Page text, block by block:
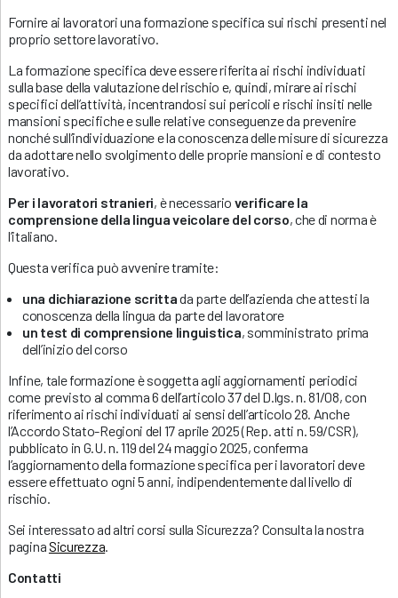
Fornire ai lavoratori una formazione specifica sui rischi presenti nel
proprio settore lavorativo.
La formazione specifica deve essere riferita ai rischi individuati
sulla base della valutazione del rischio e, quindi, mirare ai rischi
specifici dell’attività, incentrandosi sui pericoli e rischi insiti nelle
mansioni specifiche e sulle relative conseguenze da prevenire
nonché sull’individuazione e la conoscenza delle misure di sicurezza
da adottare nello svolgimento delle proprie mansioni e di contesto
lavorativo.
Per i lavoratori stranieri, è necessario verificare la
comprensione della lingua veicolare del corso, che di norma è
l’italiano.
Questa verifica può avvenire tramite:
una dichiarazione scrittada parte dell’azienda che attesti la
conoscenza della lingua da parte del lavoratore
un test di comprensione linguistica, somministrato prima
dell’inizio del corso
Infine, tale formazione è soggetta agli aggiornamenti periodici
come previsto al comma 6 dell’articolo 37 del D.lgs. n. 81/08, con
riferimento ai rischi individuati ai sensi dell’articolo 28. Anche
l’Accordo Stato-Regioni del 17 aprile 2025 (Rep. atti n. 59/CSR),
pubblicato in G.U. n. 119 del 24 maggio 2025, conferma
l’aggiornamento della formazione specifica per i lavoratori deve
essere effettuato ogni 5 anni, indipendentemente dal livello di
rischio.
Sei interessato ad altri corsi sulla Sicurezza? Consulta la nostra
paginaSicurezza
Contatti